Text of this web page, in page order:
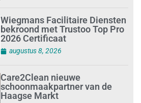
Wiegmans Facilitaire Diensten
bekroond met Trustoo Top Pro
2026 Certificaat
augustus 8, 2026
Care2Clean nieuwe
schoonmaakpartner van de
Haagse Markt